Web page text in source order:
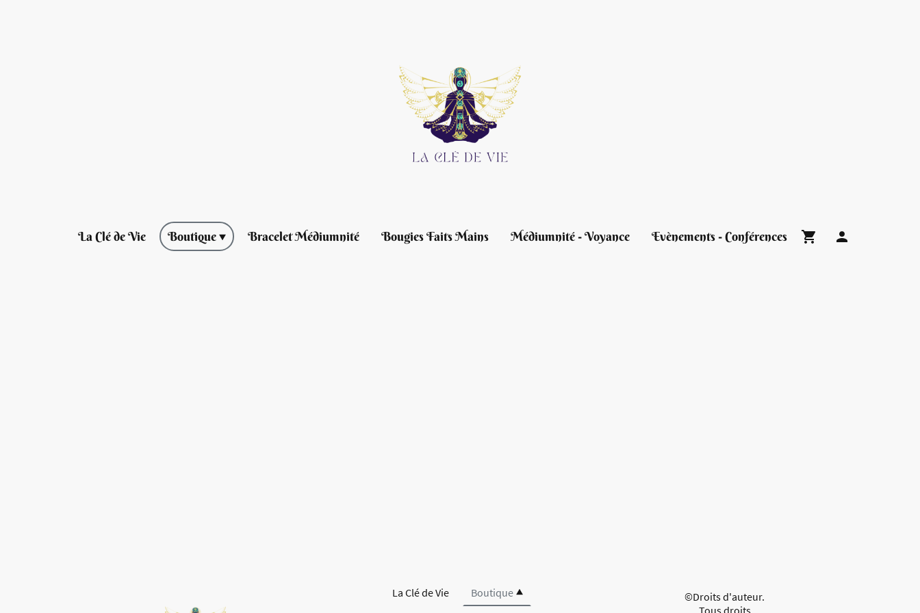
La Clé de Vie Boutique Bracelet Médiumnité Bougies Faits Mains Médiumnité - Voyance Evènements - Conférences
La Clé de Vie Boutique
©Droits d'auteur.